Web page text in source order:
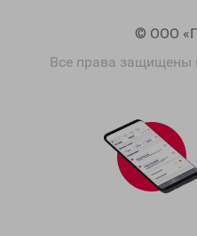
© ООО
Все права защищены